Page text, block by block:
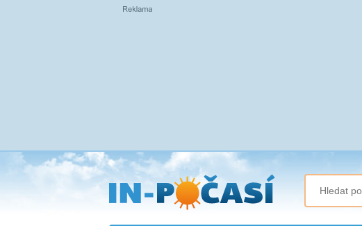
Přejít
na
hlavní
obsah